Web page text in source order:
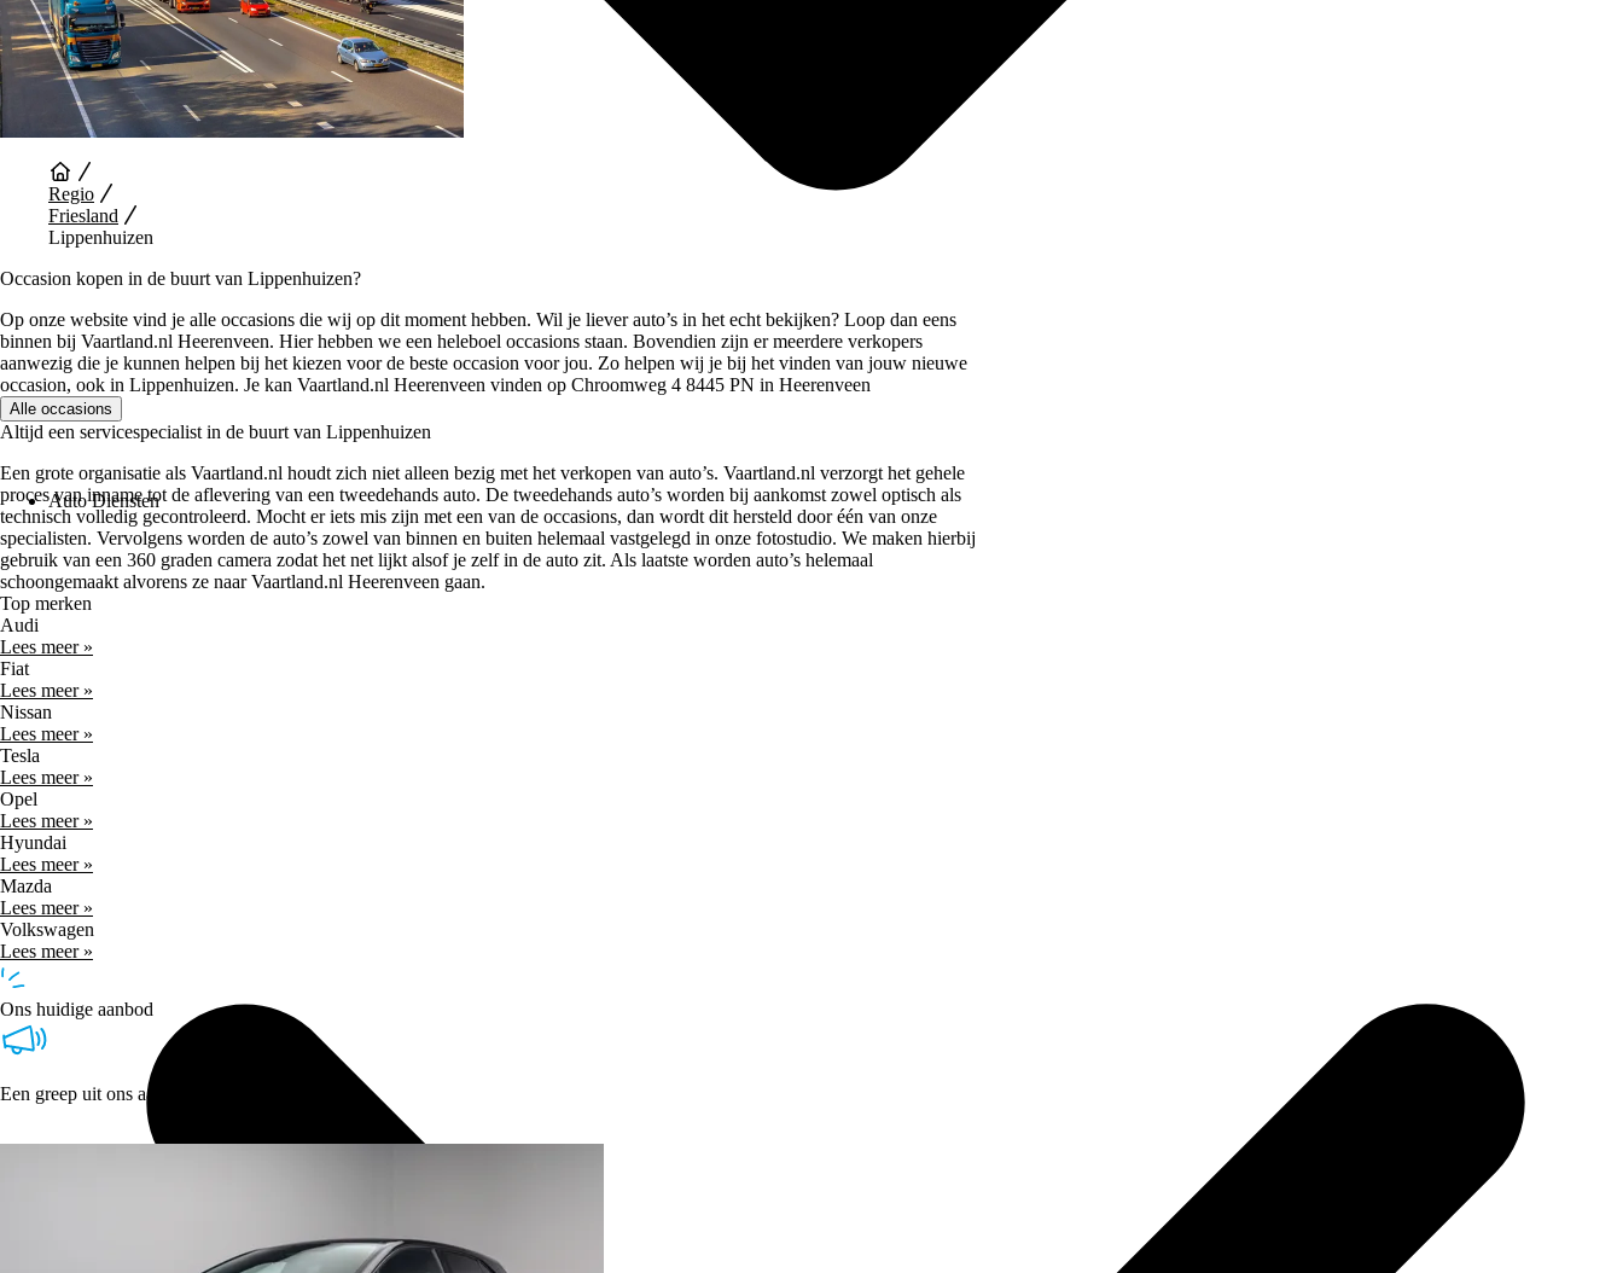
Auto Diensten
Regio
Friesland
Lippenhuizen
Occasion kopen in de buurt van Lippenhuizen?
Op onze website vind je alle occasions die wij op dit moment hebben. Wil je liever auto’s in het echt bekijken? Loop dan eens
binnen bij Vaartland.nl Heerenveen. Hier hebben we een heleboel occasions staan. Bovendien zijn er meerdere verkopers
aanwezig die je kunnen helpen bij het kiezen voor de beste occasion voor jou. Zo helpen wij je bij het vinden van jouw nieuwe
occasion, ook in Lippenhuizen. Je kan Vaartland.nl Heerenveen vinden op Chroomweg 4 8445 PN in Heerenveen
Alle occasions
Altijd een servicespecialist in de buurt van Lippenhuizen
Een grote organisatie als Vaartland.nl houdt zich niet alleen bezig met het verkopen van auto’s. Vaartland.nl verzorgt het gehele
proces van inname tot de aflevering van een tweedehands auto. De tweedehands auto’s worden bij aankomst zowel optisch als
technisch volledig gecontroleerd. Mocht er iets mis zijn met een van de occasions, dan wordt dit hersteld door één van onze
specialisten. Vervolgens worden de auto’s zowel van binnen en buiten helemaal vastgelegd in onze fotostudio. We maken hierbij
gebruik van een 360 graden camera zodat het net lijkt alsof je zelf in de auto zit. Als laatste worden auto’s helemaal
schoongemaakt alvorens ze naar Vaartland.nl Heerenveen gaan.
Top merken
Audi
Lees meer »
Fiat
Lees meer »
Nissan
Lees meer »
Tesla
Lees meer »
Opel
Lees meer »
Hyundai
Lees meer »
Mazda
Lees meer »
Volkswagen
Lees meer »
Ons huidige aanbod
Een greep uit ons aanbod